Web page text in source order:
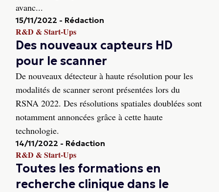
avanc...
15/11/2022 - Rédaction
R&D & Start-Ups
Des nouveaux capteurs HD
pour le scanner
De nouveaux détecteur à haute résolution pour les
modalités de scanner seront présentées lors du
RSNA 2022. Des résolutions spatiales doublées sont
notamment annoncées grâce à cette haute
technologie.
14/11/2022 - Rédaction
R&D & Start-Ups
Toutes les formations en
recherche clinique dans le